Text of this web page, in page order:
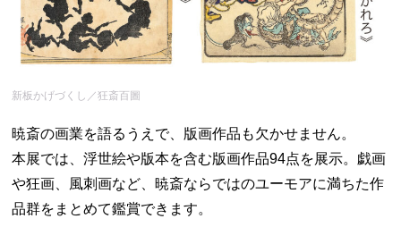
新板かげづくし／狂斎百圖
暁斎の画業を語るうえで、版画作品も欠かせません。
本展では、浮世絵や版本を含む版画作品94点を展示。戯画
や狂画、風刺画など、暁斎ならではのユーモアに満ちた作
品群をまとめて鑑賞できます。